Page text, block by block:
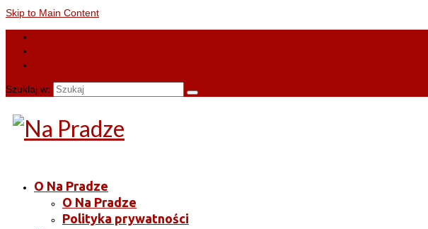
Skip to Main Content
Szuklaj w:
O Na Pradze
O Na Pradze
Polityka prywatności